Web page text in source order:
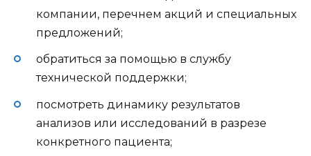
компании, перечнем акций и специальных
предложений;
обратиться за помощью в службу
технической поддержки;
посмотреть динамику результатов
анализов или исследований в разрезе
конкретного пациента;